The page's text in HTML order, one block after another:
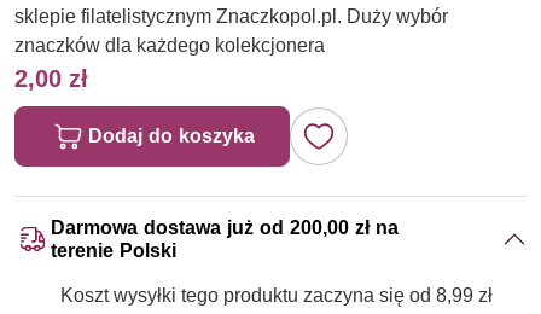
sklepie filatelistycznym Znaczkopol.pl. Duży wybór
znaczków dla każdego kolekcjonera
2,00 zł
Dodaj do koszyka
Darmowa dostawa już od 200,00 zł na
terenie Polski
Koszt wysyłki tego produktu zaczyna się od 8,99 zł